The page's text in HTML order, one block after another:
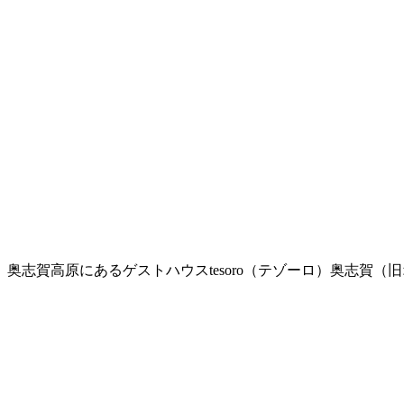
奥志賀高原にあるゲストハウスtesoro（テゾーロ）奥志賀（旧